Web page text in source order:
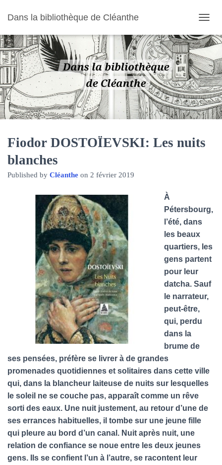
Dans la bibliothèque de Cléanthe
U
V
I
R
/
F
E
R
M
L
A
N
Fiodor DOSTOÏEVSKI: Les nuits
blanches
Published by Cléanthe on 2 février 2019
À
Pétersbourg,
l’été, dans
les beaux
quartiers, les
gens partent
pour leur
datcha. Sauf
le narrateur,
peut-être,
qui, perdu
dans la
brume de
ses pensées, préfère se livrer à de grandes
promenades quotidiennes et solitaires dans cette ville
qui, dans la blancheur laiteuse de nuits sur lesquelles
le soleil ne se couche pas, apparaît comme un rêve
sorti des eaux. Une nuit justement, au retour d’une de
ses errances habituelles, il tombe sur une jeune fille
qui pleure au bord d’un canal. Nuit après nuit, une
relation de confiance se noue entre les deux jeunes
gens. Ils se confient l’un à l’autre, se racontent leur